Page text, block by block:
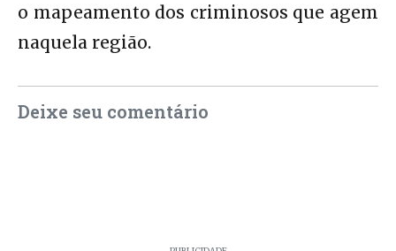
o mapeamento dos criminosos que agem
naquela região.
Deixe seu comentário